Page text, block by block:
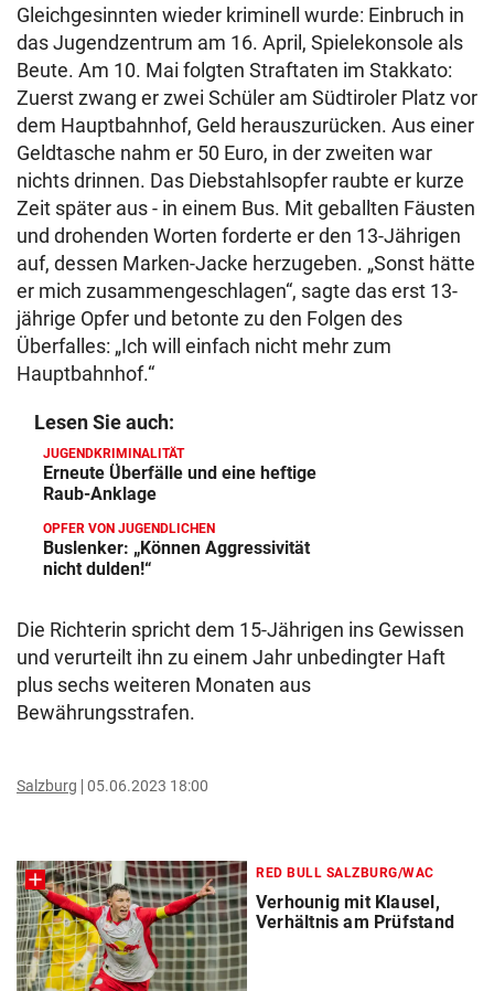
Gleichgesinnten wieder kriminell wurde: Einbruch in
das Jugendzentrum am 16. April, Spielekonsole als
Beute. Am 10. Mai folgten Straftaten im Stakkato:
Zuerst zwang er zwei Schüler am Südtiroler Platz vor
dem Hauptbahnhof, Geld herauszurücken. Aus einer
Geldtasche nahm er 50 Euro, in der zweiten war
nichts drinnen. Das Diebstahlsopfer raubte er kurze
Zeit später aus - in einem Bus. Mit geballten Fäusten
und drohenden Worten forderte er den 13-Jährigen
auf, dessen Marken-Jacke herzugeben. „Sonst hätte
er mich zusammengeschlagen“, sagte das erst 13-
jährige Opfer und betonte zu den Folgen des
Überfalles: „Ich will einfach nicht mehr zum
Hauptbahnhof.“
Lesen Sie auch:
JUGENDKRIMINALITÄT
Erneute Überfälle und eine heftige
Raub-Anklage
OPFER VON JUGENDLICHEN
Buslenker: „Können Aggressivität
nicht dulden!“
Die Richterin spricht dem 15-Jährigen ins Gewissen
und verurteilt ihn zu einem Jahr unbedingter Haft
plus sechs weiteren Monaten aus
Bewährungsstrafen.
Salzburg 05.06.2023 18:00
RED BULL SALZBURG/WAC
Verhounig mit Klausel,
Verhältnis am Prüfstand